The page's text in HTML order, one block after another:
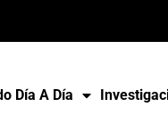
Día A Día